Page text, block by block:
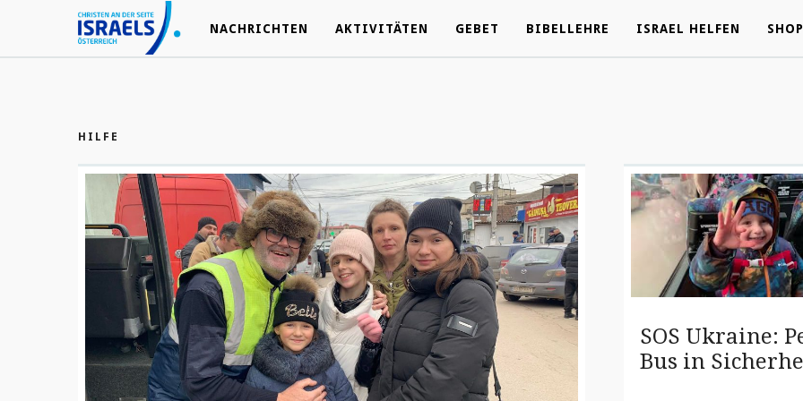
NACHRICHTEN AKTIVITÄTEN GEBET BIBELLEHRE ISRAEL HELFEN SHOP
NACHRICHTEN AKTIVITÄTEN GEBET BIBELLEHRE ISRAEL HELFEN SHOP
HILFE
SOS Ukraine:
Bus in